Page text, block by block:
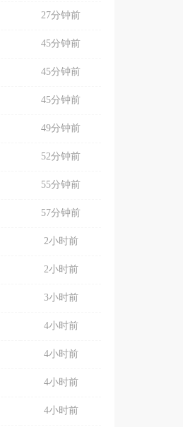
27分钟前
45分钟前
45分钟前
45分钟前
49分钟前
52分钟前
55分钟前
57分钟前
2小时前
2小时前
3小时前
4小时前
4小时前
4小时前
4小时前